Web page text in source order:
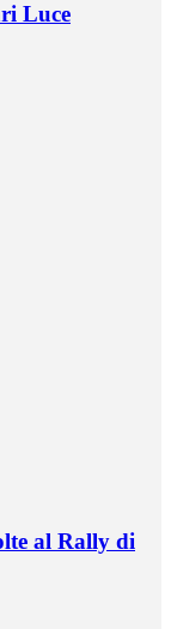
Luce
al Rally di